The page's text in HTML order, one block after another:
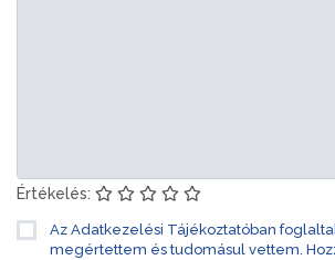
Értékelés:
Az Adatkezelési Tájékoztatóban
megértettem és tudomásul vettem.